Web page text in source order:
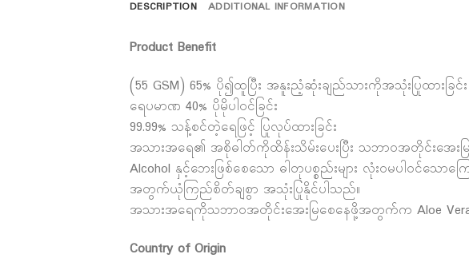
DESCRIPTION ADDITIONAL INFORMATION
Product Benefit
(55 GSM) 65% ပို၍ထူပြီး အနူးညံ့ဆုံးချည်သားကိုအသုံးပြုထားခြင်း
ရေပမာဏ 40% ပိုမိုပါဝင်ခြင်း
99.99% သန့်စင်တဲ့ရေဖြင့် ပြုလုပ်ထားခြင်း
အသားအရေ၏ အစိုဓါတ်ကိုထိန်းသိမ်းပေးပြီး သဘာဝအတိုင်းအေးမြစ
Alcohol နှင့်ဘေးဖြစ်စေသော ဓါတုပစ္စည်းများ လုံးဝမပါဝင်သော
အတွက်ယုံကြည်စိတ်ချစွာ အသုံးပြုနိုင်ပါသည်။
အသားအရေကိုသဘာ၀အတိုင်းအေးမြစေနေဖို့အတွက်က Aloe
Country of Origin